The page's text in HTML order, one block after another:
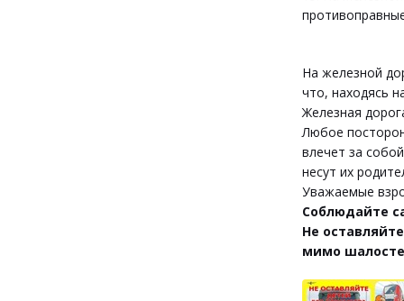
На железной
что, находясь
Железная
Любое
влечет за
несут их
Уважаемые
Соблюдайте
Не
мимо